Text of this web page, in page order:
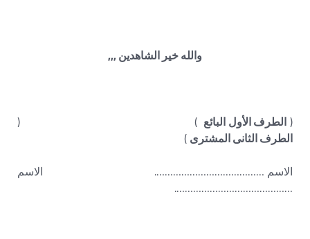
والله خير الشاهدين ,,,
(الطرف الأول البائع ) (
الطرف الثانى المشترى)
الاسم …………………………………. الاسم
…………………………………….